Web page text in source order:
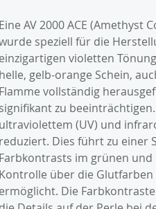
Eine AV 2000 ACE (Amethyst
speziell für die
einzigartigen violetten
helle, gelb-orange Schein,
Flamme vollständig
signifikant zu
ultraviolettem (UV) und
reduziert. Dies führt zu einer
Farbkontrasts im grünen
Kontrolle über die
ermöglicht. Die